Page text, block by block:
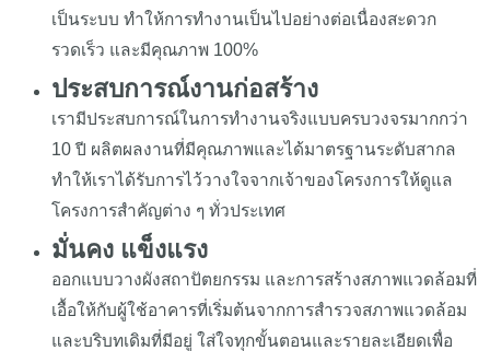
เป็นระบบ ทำให้การทำงานเป็นไปอย่างต่อเนื่องสะดวก
รวดเร็ว และมีคุณภาพ 100%
ประสบการณ์งานก่อสร้าง
เรามีประสบการณ์ในการทำงานจริงแบบครบวงจรมากกว่า
10 ปี ผลิตผลงานที่มีคุณภาพและได้มาตรฐานระดับสากล
ทำให้เราได้รับการไว้วางใจจากเจ้าของโครงการให้ดูแล
โครงการสำคัญต่าง ๆ ทั่วประเทศ
มั่นคง แข็งแรง
ออกแบบวางผังสถาปัตยกรรม และการสร้างสภาพแวดล้อมที่
เอื้อให้กับผู้ใช้อาคารที่เริ่มต้นจากการสำรวจสภาพแวดล้อม
และบริบทเดิมที่มีอยู่ ใส่ใจทุกขั้นตอนและรายละเอียดเพื่อ